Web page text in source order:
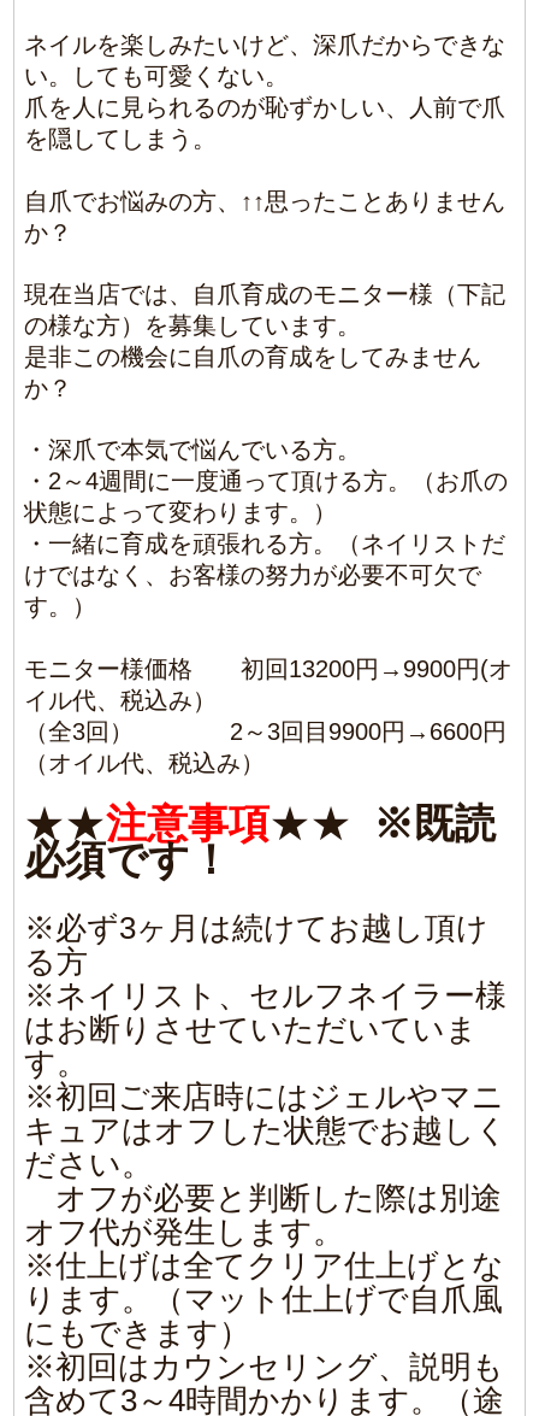
の様な方）を募集しています。
是非この機会に自爪の育成をしてみません
か？
・深爪で本気で悩んでいる方。
・2～4週間に一度通って頂ける方。（お爪の
・一緒に育成を頑張れる方。（ネイリストだ
けではなく、お客様の努力が必要不可欠で
す。）
モニター様価格 初回13200円→9900円(オ
イル代、税込み）
（全3回） 2～3回目9900円→6600円
（オイル代、税込み）
★★
※必ず3ヶ月は続けてお越し頂け
る方
※ネイリスト、セルフネイラー様
はお断りさせていただいていま
す。
※初回ご来店時にはジェルやマニ
キュアはオフした状態でお越しく
オフが必要と判断した際は別途
オフ代が発生します。
※仕上げは全てクリア仕上げとな
ります。（マット仕上げで自爪風
にもできます）
※初回はカウンセリング、説明も
含めて3～4時間かかります。（途
中休憩あり）
お時間に余裕を持ってご来店下
さい。
WEB等に掲載させて頂きます。
※定員になり次第募集を締め切ら
せていただきます。
※スニーズガードは設置しており
ますが、マスクの着用をお願いい
たします。
また、店頭での消毒にもご協力下
さい。
↑↑上記内容にご理解、ご承諾の上、ご予約お
待ちしております
ご予約はこちらからお願いいたいます
ここをクリック